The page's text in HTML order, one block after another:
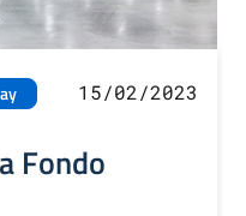
15/02/2023
Fondo